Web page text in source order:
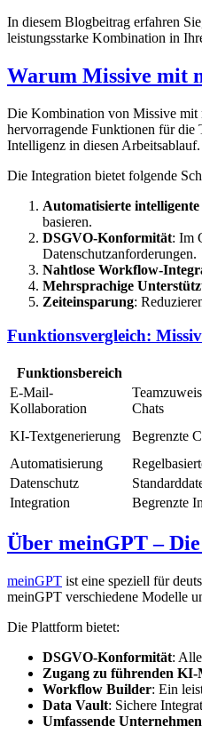
In diesem Blogbeitrag erfahren
leistungsstarke Kombination in
Warum Missive mit
Die Kombination von Missive mit
hervorragende Funktionen für die
Intelligenz in diesen Arbeitsablauf.
Die Integration bietet folgende
Automatisierte
basieren.
DSGVO-Konformität: Im
Datenschutzanforderungen.
Nahtlose Workflow-
Mehrsprachige
Zeiteinsparung:
Funktionsvergleich:
Funktionsbereich
E-Mail-
Kollaboration
Chats
KI-Textgenerierung Begrenzte
Automatisierung
Datenschutz
Integration
Begrenzte
Über meinGPT –
meinGPT ist eine speziell für
meinGPT verschiedene Modelle
Die Plattform bietet:
DSGVO-Konformität:
Zugang zu führenden KI-
Workflow Builder: Ein
Data Vault: Sichere
Umfassende